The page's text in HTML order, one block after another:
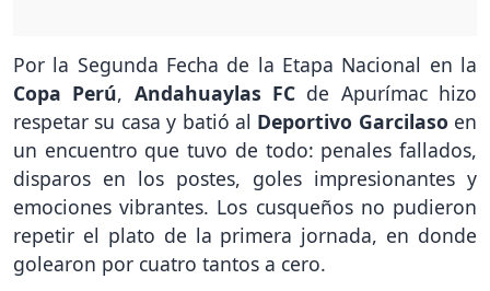
Por la Segunda Fecha de la Etapa Nacional en la
Copa Perú, Andahuaylas FC de Apurímac hizo
respetar su casa y batió al Deportivo Garcilaso en
un encuentro que tuvo de todo: penales fallados,
disparos en los postes, goles impresionantes y
emociones vibrantes. Los cusqueños no pudieron
repetir el plato de la primera jornada, en donde
golearon por cuatro tantos a cero.